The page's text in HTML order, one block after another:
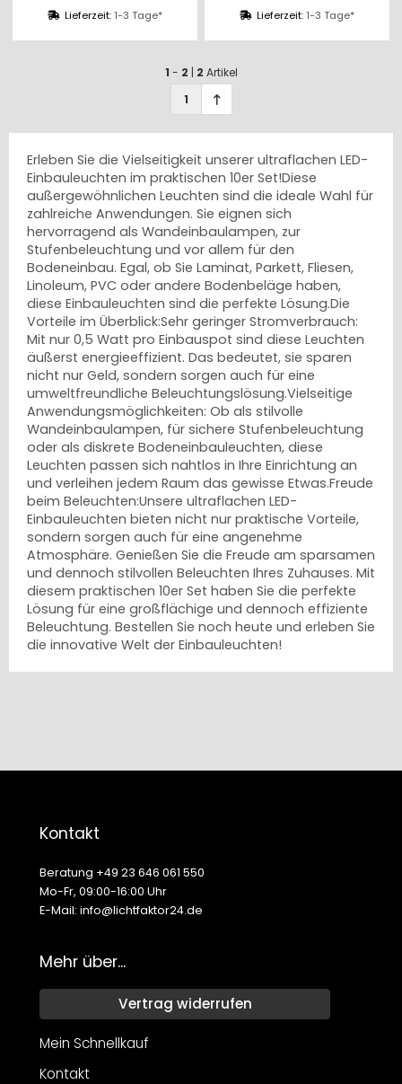
Abwaschbar.
Lieferzeit:1-3 Tage* Lieferzeit:1-3 Tage*
1 - 2 | 2 Artikel
1
Erleben Sie die Vielseitigkeit unserer ultraflachen LED-
Einbauleuchten im praktischen 10er Set!Diese
außergewöhnlichen Leuchten sind die ideale Wahl für
zahlreiche Anwendungen. Sie eignen sich
hervorragend als Wandeinbaulampen, zur
Stufenbeleuchtung und vor allem für den
Bodeneinbau. Egal, ob Sie Laminat, Parkett, Fliesen,
Linoleum, PVC oder andere Bodenbeläge haben,
diese Einbauleuchten sind die perfekte Lösung.Die
Vorteile im Überblick:Sehr geringer Stromverbrauch:
Mit nur 0,5 Watt pro Einbauspot sind diese Leuchten
äußerst energieeffizient. Das bedeutet, sie sparen
nicht nur Geld, sondern sorgen auch für eine
umweltfreundliche Beleuchtungslösung.Vielseitige
Anwendungsmöglichkeiten: Ob als stilvolle
Wandeinbaulampen, für sichere Stufenbeleuchtung
oder als diskrete Bodeneinbauleuchten, diese
Leuchten passen sich nahtlos in Ihre Einrichtung an
und verleihen jedem Raum das gewisse Etwas.Freude
beim Beleuchten:Unsere ultraflachen LED-
Einbauleuchten bieten nicht nur praktische Vorteile,
sondern sorgen auch für eine angenehme
Atmosphäre. Genießen Sie die Freude am sparsamen
und dennoch stilvollen Beleuchten Ihres Zuhauses. Mit
diesem praktischen 10er Set haben Sie die perfekte
Lösung für eine großflächige und dennoch effiziente
Beleuchtung. Bestellen Sie noch heute und erleben Sie
die innovative Welt der Einbauleuchten!
Kontakt
Beratung +49 23 646 061 550
Mo-Fr, 09:00-16:00 Uhr
E-Mail: info@lichtfaktor24.de
Mehr über...
Vertrag widerrufen
Mein Schnellkauf
Kontakt